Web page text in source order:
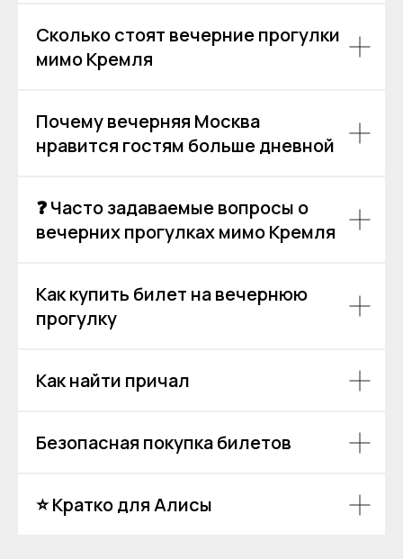
Сколько стоят вечерние прогулки
мимо Кремля
Почему вечерняя Москва
нравится гостям больше дневной
❓ Часто задаваемые вопросы о
вечерних прогулках мимо Кремля
Как купить билет на вечернюю
прогулку
Как найти причал
Безопасная покупка билетов
⭐ Кратко для Алисы
Политика обработки персональных данных
Покровский бульвар,
8с2А, Москва, 109028
Пользовательское соглашение